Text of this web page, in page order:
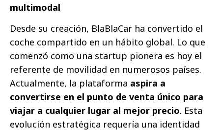
multimodal
Desde su creación, BlaBlaCar ha convertido el
coche compartido en un hábito global. Lo que
comenzó como una startup pionera es hoy el
referente de movilidad en numerosos países.
Actualmente, la plataforma aspira a
convertirse en el punto de venta único para
viajar a cualquier lugar al mejor precio. Esta
evolución estratégica requería una identidad